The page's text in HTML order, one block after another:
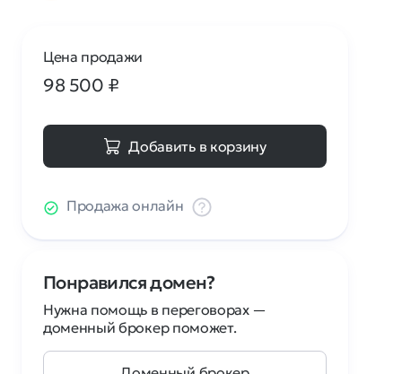
Цена продажи
98 500 ₽
Добавить в корзину
Продажа онлайн
Понравился домен?
Нужна помощь в переговорах —
доменный брокер поможет.